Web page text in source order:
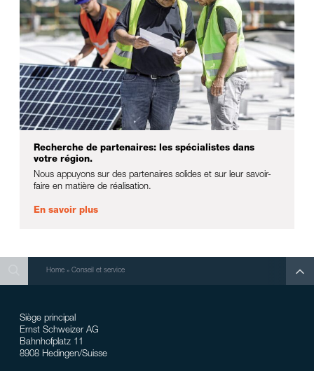
Recherche de partenaires: les spécialistes dans
votre région.
Nous appuyons sur des partenaires solides et sur leur savoir-
faire en matière de réalisation.
En savoir plus
Search
Home » Conseil et service
Siège principal
Ernst Schweizer AG
Bahnhofplatz 11
8908 Hedingen/Suisse